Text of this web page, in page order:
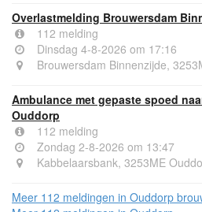
Overlastmelding Brouwersdam
112 melding
Dinsdag 4-8-2026 om 17:16
Brouwersdam Binnenzijde,
Ambulance met gepaste spoed
Ouddorp
112 melding
Zondag 2-8-2026 om 13:47
Kabbelaarsbank, 3253ME
Meer 112 meldingen in Ouddorp